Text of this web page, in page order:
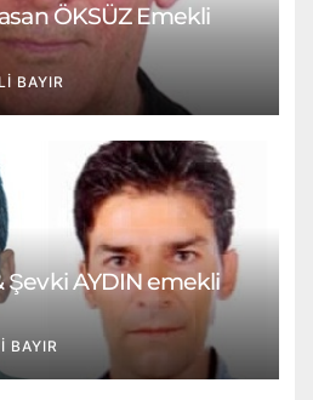
ÖKSÜZ Emekli
BAYIR
Şevki AYDIN emekli
BAYIR